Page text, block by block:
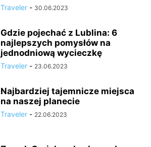
Traveler - 30.06.2023
Gdzie pojechać z Lublina: 6
najlepszych pomysłów na
jednodniową wycieczkę
Traveler - 23.06.2023
Najbardziej tajemnicze miejsca
na naszej planecie
Traveler - 22.06.2023